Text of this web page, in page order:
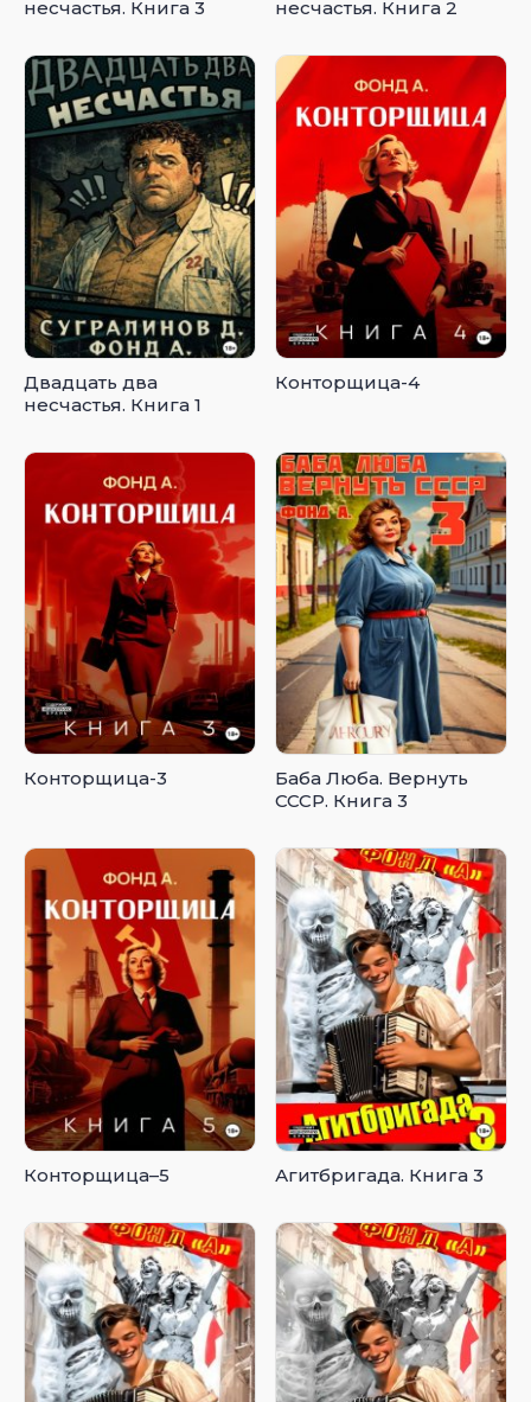
несчастья. Книга 3 несчастья. Книга 2
Двадцать два
несчастья. Книга 1
Конторщица-4
Конторщица-3
Баба Люба. Вернуть
СССР. Книга 3
Конторщица–5 Агитбригада. Книга 3